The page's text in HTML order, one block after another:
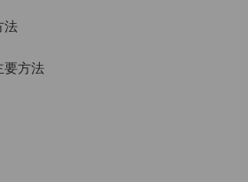
法
要方法